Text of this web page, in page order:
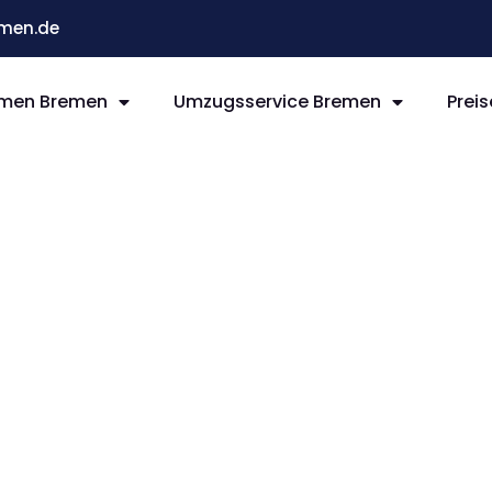
Bremen Umzugsservice Bremen